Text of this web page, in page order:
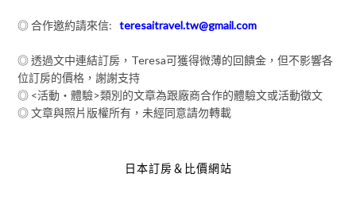
◎ 合作邀約請來信:teresaitravel.tw@gmail.com
◎ 透過文中連結訂房，Teresa可獲得微薄的回饋金，但不影響各
位訂房的價格，謝謝支持
◎ <活動‧體驗>類別的文章為跟廠商合作的體驗文或活動徵文
◎ 文章與照片版權所有，未經同意請勿轉載
日本訂房＆比價網站